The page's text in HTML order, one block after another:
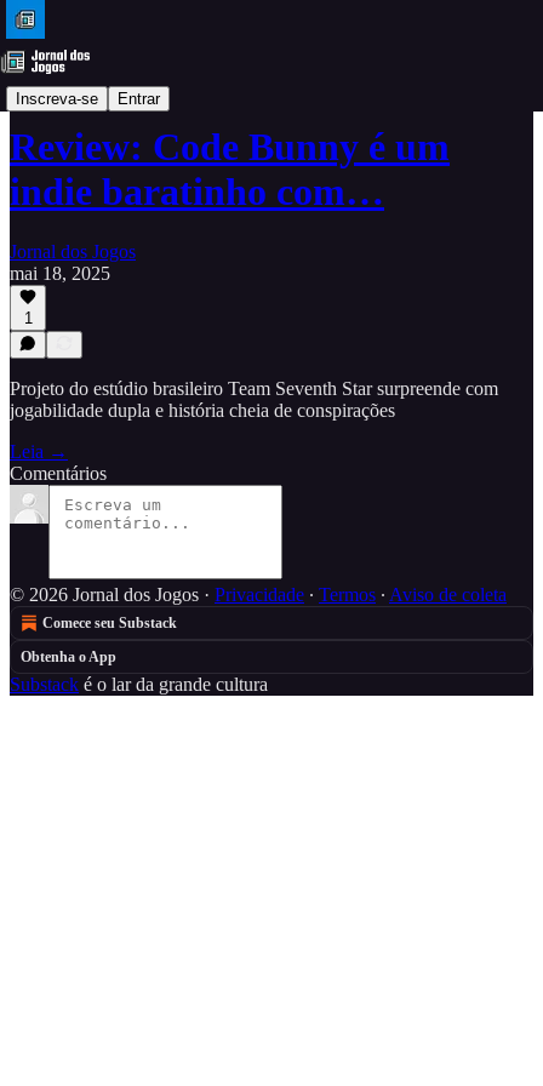
Inscreva-se Entrar
Análises
Review: Code Bunny é um
indie baratinho com…
Jornal dos Jogos
mai 18, 2025
1
Projeto do estúdio brasileiro Team Seventh Star surpreende com
jogabilidade dupla e história cheia de conspirações
Leia →
Comentários
© 2026 Jornal dos Jogos · Privacidade ∙ Termos ∙ Aviso de coleta
Comece seu Substack
Obtenha o App
Substack é o lar da grande cultura